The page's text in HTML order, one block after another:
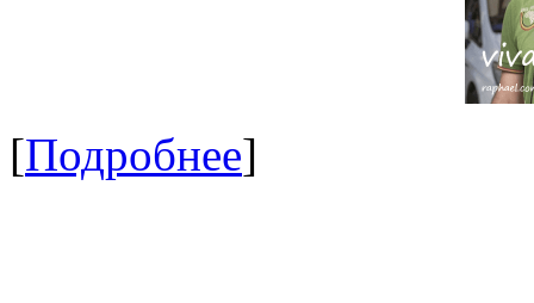
[Подробнее]